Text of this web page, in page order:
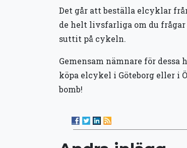
Det går att beställa elcyklar
de helt livsfarliga om du frågar
suttit på cykeln.
Gemensam nämnare för
köpa elcykel i Göteborg eller i
bomb!